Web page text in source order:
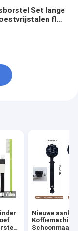
Set lange
fles
Nieuwe
Koffiemachine